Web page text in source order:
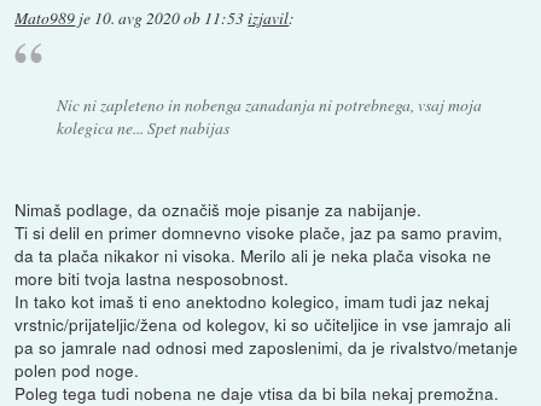
Mato989 je 10. avg 2020 ob 11:53izjavil:
Nic ni zapleteno in nobenga zanadanja ni potrebnega, vsaj moja
kolegica ne... Spet nabijas
Nimaš podlage, da označiš moje pisanje za nabijanje.
Ti si delil en primer domnevno visoke plače, jaz pa samo pravim,
da ta plača nikakor ni visoka. Merilo ali je neka plača visoka ne
more biti tvoja lastna nesposobnost.
In tako kot imaš ti eno anektodno kolegico, imam tudi jaz nekaj
vrstnic/prijateljic/žena od kolegov, ki so učiteljice in vse jamrajo ali
pa so jamrale nad odnosi med zaposlenimi, da je rivalstvo/metanje
polen pod noge.
Poleg tega tudi nobena ne daje vtisa da bi bila nekaj premožna.